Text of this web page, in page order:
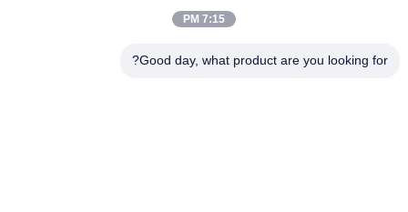
7:15 PM
Good day, what product are you looking for?